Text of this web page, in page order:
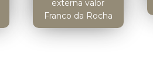
externa valor
Franco da Rocha